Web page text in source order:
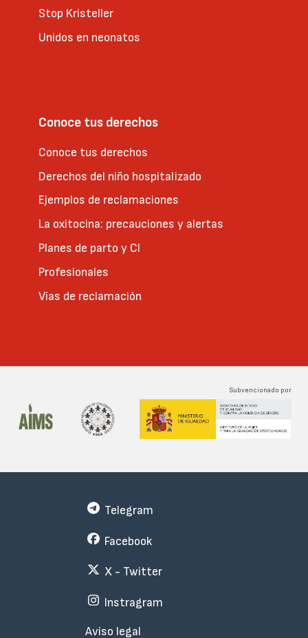
Stop Kristeller
Unidos en neonatos
Conoce tus derechos
Conoce tus derechos
Derechos del niño hospitalizado
Ejemplos de reclamaciones
La oxitocina: precauciones y alertas
Planes de parto y CI
Profesionales
Vías de reclamación
Subvencionado por
Telegram
Facebook
X - Twitter
Instragram
Aviso legal